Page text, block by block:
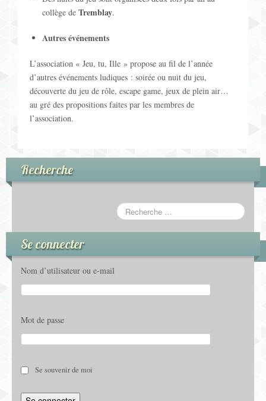
h
e
d
é
m
n
L
i
s
t
d
'
v
é
n
e
m
e
n
collège de Tremblay.
Autres événements
L’association « Jeu, tu, Ille » propose au fil de l’année
d’autres événements ludiques : soirée ou nuit du jeu,
découverte du jeu de rôle, escape game, jeux de plein air…
au gré des propositions faites par les membres de
l’association.
Recherche
Se connecter
Nom d’utilisateur ou e-mail
Mot de passe
Se souvenir de moi